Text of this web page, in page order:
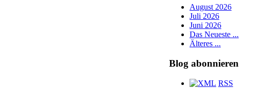
August 2026
Juli 2026
Juni 2026
Das Neueste ...
Älteres ...
Blog abonnieren
RSS